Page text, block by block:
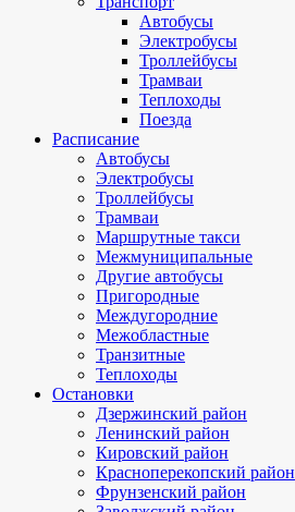
Автобусы
Электробусы
Троллейбусы
Трамваи
Теплоходы
Поезда
Расписание
Автобусы
Электробусы
Троллейбусы
Трамваи
Маршрутные такси
Межмуниципальные
Другие автобусы
Пригородные
Междугородние
Межобластные
Транзитные
Теплоходы
Остановки
Дзержинский район
Ленинский район
Кировский район
Красноперекопский район
Фрунзенский район